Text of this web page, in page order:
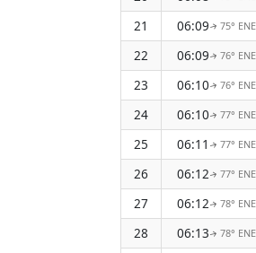
21
06:09↑ 75° ENE
22
06:09↑ 76° ENE
23
06:10↑ 76° ENE
24
06:10↑ 77° ENE
25
06:11 ↑ 77° ENE
26
06:12↑ 77° ENE
27
06:12↑ 78° ENE
28
06:13↑ 78° ENE